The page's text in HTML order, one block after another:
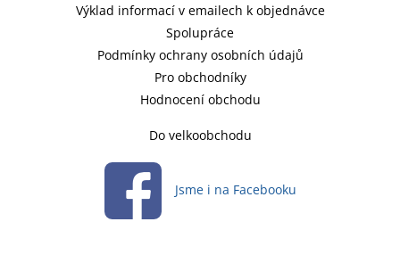
Výklad informací v emailech k objednávce
Spolupráce
Podmínky ochrany osobních údajů
Pro obchodníky
Hodnocení obchodu
Do velkoobchodu
Jsme i na Facebooku